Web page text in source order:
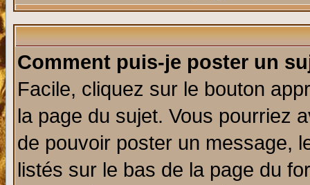
Comment puis-je poster un
Facile, cliquez sur le bouton
la page du sujet. Vous pourriez
de pouvoir poster un message,
listés sur le bas de la page du